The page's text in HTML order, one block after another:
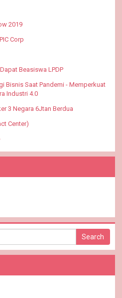
2019
Corp
Beasiswa LPDP
Bisnis Saat Pandemi - Memperkuat
Industri 4.0
3 Negara 6Jtan Berdua
Center)